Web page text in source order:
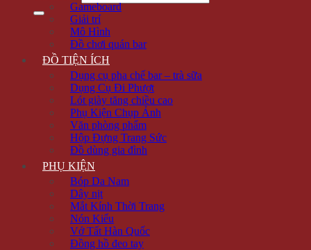
Gameboard
Giải trí
Mô Hình
Đồ chơi quán bar
ĐỒ TIỆN ÍCH
Dụng cụ pha chế bar – trà sữa
Dụng Cụ Đi Phượt
Lót giày tăng chiều cao
Phụ Kiện Chụp Ảnh
Văn phòng phẩm
Hộp Đựng Trang Sức
Đồ dùng gia đình
PHỤ KIỆN
Bóp Da Nam
Dây nịt
Mắt Kính Thời Trang
Nón Kiểu
Vớ Tất Hàn Quốc
Đồng hồ đeo tay